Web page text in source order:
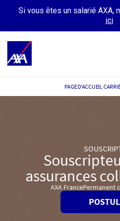
Si vous êtes un salarié AXA,
ici
MES CANDIDATURES
PAGE D'ACCUEIL
assurances
AXA FrancePermanent